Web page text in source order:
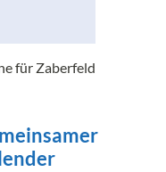
für Zaberfeld